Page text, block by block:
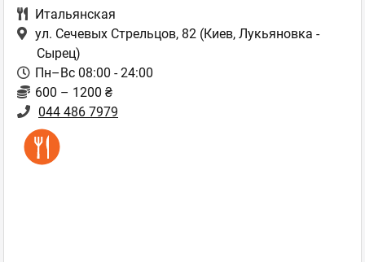
Итальянская
ул. Сечевых Стрельцов, 82 (Киев, Лукьяновка -
Сырец)
Пн–Вс 08:00 - 24:00
600 – 1200 ₴
044 486 7979